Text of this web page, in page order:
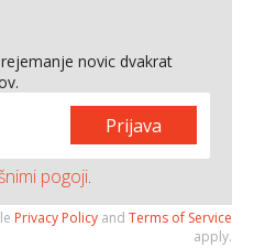
novic dvakrat
Prijava
pogoji.
Privacy Policy and Terms of Service
apply.